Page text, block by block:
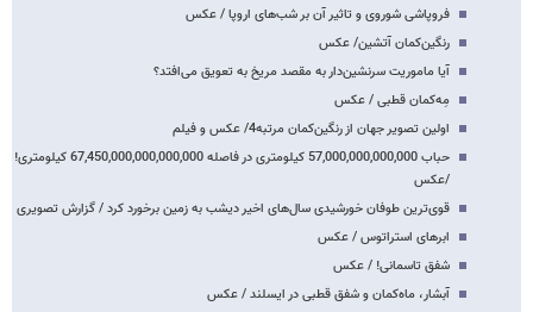
فروپاشی شوروی و تاثیر آن بر شب‌های اروپا / عکس
رنگین‌کمان آتشین/ عکس
آیا ماموریت سرنشین‌دار به مقصد مریخ به تعویق می‌افتد؟
مِه‌کمان قطبی / عکس
اولین تصویر جهان از رنگین‌کمان مرتبه4/ عکس و فیلم
حباب 57,000,000,000,000 کیلومتری در فاصله 67,450,000,000,000,000 کیلومتری!
/عکس
قوی‌ترین طوفان خورشیدی سال‌های اخیر دیشب به زمین برخورد کرد / گزارش تصویری
ابرهای استراتوس / عکس
شفق تاسمانی! / عکس
آبشار، ماه‌کمان و شفق قطبی در ایسلند / عکس